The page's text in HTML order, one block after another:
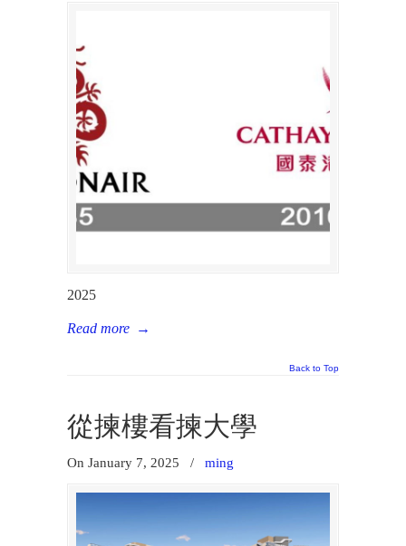
2025
Read more →
Back to Top
從揀樓看揀大學
On January 7, 2025 / ming